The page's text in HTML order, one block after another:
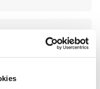
weave almond